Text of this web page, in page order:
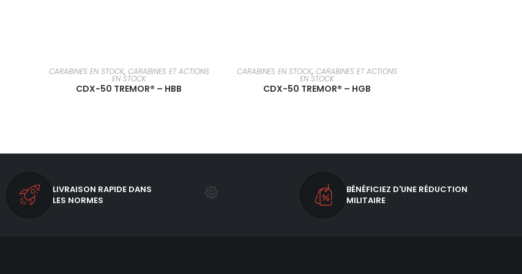
EN SAVOIR PLUS
CARABINES EN STOCK, CARABINES ET ACTIONS
EN STOCK
CDX-50 TREMOR® – HBB
EN SAVOIR PLUS
CARABINES EN STOCK,CARABINES ET ACTIONS
EN STOCK
CDX-50 TREMOR® – HGB
LIVRAISON RAPIDE DANS
LES NORMES
BÉNÉFICIEZ D'UNE RÉDUCTION
MILITAIRE